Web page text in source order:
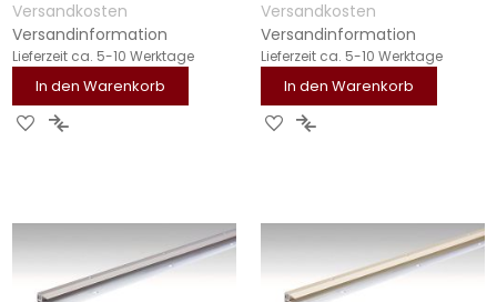
Versandkosten
Versandinformation
Lieferzeit ca. 5-10 Werktage
In den Warenkorb
ZURZUR
Versandkosten
Versandinformation
Lieferzeit ca. 5-10 Werktage
In den Warenkorb
ZURZUR